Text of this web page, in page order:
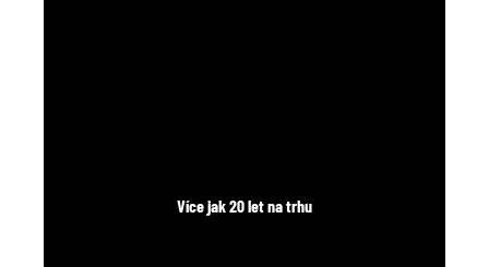
Více jak 20 let na trhu